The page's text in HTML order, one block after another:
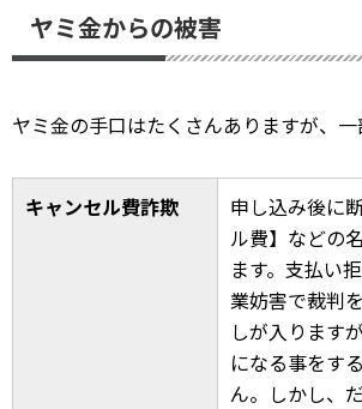
ヤミ金からの被害
ヤミ金の手口はたくさんありますが、一
キャンセル費詐欺
申し込み後に
ル費】などの
ます。支払い
業妨害で裁判
しが入ります
になる事をす
ん。しかし、